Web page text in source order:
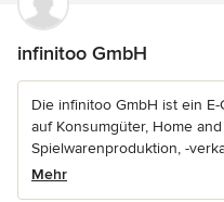
infinitoo GmbH
Die infinitoo GmbH ist ein
auf Konsumgüter, Home
Spielwarenproduktion, -
Mehr